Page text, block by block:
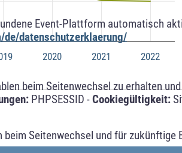
Event-Plattform automatisch
datenschutzerklaerung/
beim Seitenwechsel zu erhalten
PHPSESSID -Cookiegültigkeit:
Seitenwechsel und für zukünftige
2020 2021 2022